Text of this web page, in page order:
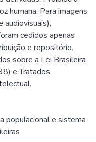
humana. Para imagens
cedidos apenas
e repositório.
sobre a Lei Brasileira
e Tratados
populacional e sistema